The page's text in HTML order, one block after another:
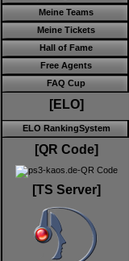
Meine Teams
Meine Tickets
Hall of Fame
Free Agents
FAQ Cup
[ELO]
ELO RankingSystem
[QR Code]
[TS Server]